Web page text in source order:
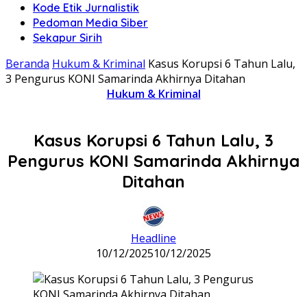
Kode Etik Jurnalistik
Pedoman Media Siber
Sekapur Sirih
Beranda Hukum & Kriminal Kasus Korupsi 6 Tahun Lalu,
3 Pengurus KONI Samarinda Akhirnya Ditahan
Hukum & Kriminal
Kasus Korupsi 6 Tahun Lalu, 3
Pengurus KONI Samarinda Akhirnya
Ditahan
Headline
10/12/202510/12/2025